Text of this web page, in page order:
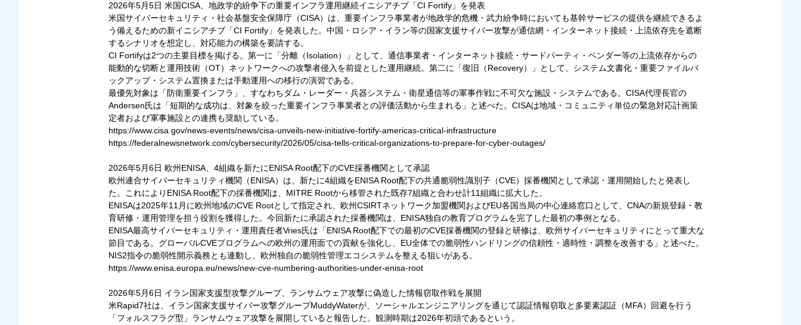
2026年5月5日 米国CISA、地政学的紛争下の重要インフラ運用継続イニシアチブ「CI Fortify」を発表
米国サイバーセキュリティ・社会基盤安全保障庁（CISA）は、重要インフラ事業者が地政学的危機・武力紛争時においても基幹サービスの提供を継続できるよ
う備えるための新イニシアチブ「CI Fortify」を発表した。中国・ロシア・イラン等の国家支援サイバー攻撃が通信網・インターネット接続・上流依存先を遮断
するシナリオを想定し、対応能力の構築を要請する。
CI Fortifyは2つの主要目標を掲げる。第一に「分離（Isolation）」として、通信事業者・インターネット接続・サードパーティ・ベンダー等の上流依存からの
能動的な切断と運用技術（OT）ネットワークへの攻撃者侵入を前提とした運用継続。第二に「復旧（Recovery）」として、システム文書化・重要ファイルバ
ックアップ・システム置換または手動運用への移行の演習である。
最優先対象は「防衛重要インフラ」、すなわちダム・レーダー・兵器システム・衛星通信等の軍事作戦に不可欠な施設・システムである。CISA代理長官の
Andersen氏は「短期的な成功は、対象を絞った重要インフラ事業者との評価活動から生まれる」と述べた。CISAは地域・コミュニティ単位の緊急対応計画策
定者および軍事施設との連携も奨励している。
https://www.cisa.gov/news-events/news/cisa-unveils-new-initiative-fortify-americas-critical-infrastructure
https://federalnewsnetwork.com/cybersecurity/2026/05/cisa-tells-critical-organizations-to-prepare-for-cyber-outages/
2026年5月6日 欧州ENISA、4組織を新たにENISA Root配下のCVE採番機関として承認
欧州連合サイバーセキュリティ機関（ENISA）は、新たに4組織をENISA Root配下の共通脆弱性識別子（CVE）採番機関として承認・運用開始したと発表し
た。これによりENISA Root配下の採番機関は、MITRE Rootから移管された既存7組織と合わせ計11組織に拡大した。
ENISAは2025年11月に欧州地域のCVE Rootとして指定され、欧州CSIRTネットワーク加盟機関およびEU各国当局の中心連絡窓口として、CNAの新規登録・教
育研修・運用管理を担う役割を獲得した。今回新たに承認された採番機関は、ENISA独自の教育プログラムを完了した最初の事例となる。
ENISA最高サイバーセキュリティ・運用責任者Vries氏は「ENISA Root配下での最初のCVE採番機関の登録と研修は、欧州サイバーセキュリティにとって重大な
節目である。グローバルCVEプログラムへの欧州の運用面での貢献を強化し、EU全体での脆弱性ハンドリングの信頼性・適時性・調整を改善する」と述べた。
NIS2指令の脆弱性開示義務とも連動し、欧州独自の脆弱性管理エコシステムを整える狙いがある。
https://www.enisa.europa.eu/news/new-cve-numbering-authorities-under-enisa-root
2026年5月6日 イラン国家支援型攻撃グループ、ランサムウェア攻撃に偽造した情報窃取作戦を展開
米Rapid7社は、イラン国家支援サイバー攻撃グループMuddyWaterが、ソーシャルエンジニアリングを通じて認証情報窃取と多要素認証（MFA）回避を行う
「フォルスフラグ型」ランサムウェア攻撃を展開していると報告した。観測時期は2026年初頭であるという。